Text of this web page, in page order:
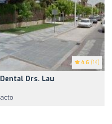
4.6 (14)
Drs. Lau